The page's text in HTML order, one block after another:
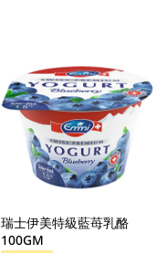
瑞士伊美特級藍苺乳酪
100GM